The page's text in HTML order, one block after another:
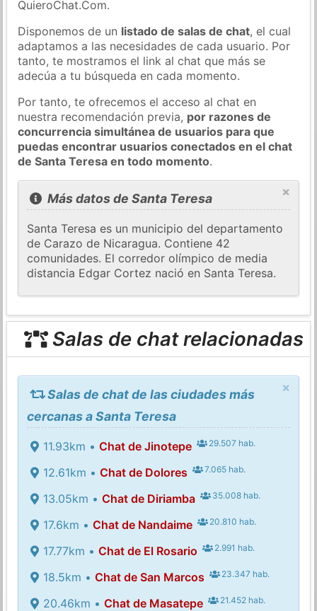
QuieroChat.Com.
Disponemos de un listado de salas de chat, el cual
adaptamos a las necesidades de cada usuario. Por
tanto, te mostramos el link al chat que más se
adecúa a tu búsqueda en cada momento.
Por tanto, te ofrecemos el acceso al chat en
nuestra recomendación previa, por razones de
concurrencia simultánea de usuarios para que
puedas encontrar usuarios conectados en el chat
de Santa Teresa en todo momento.
×
Más datos de Santa Teresa
Santa Teresa es un municipio del departamento
de Carazo de Nicaragua. Contiene 42
comunidades. El corredor olímpico de media
distancia Edgar Cortez nació en Santa Teresa.
Salas de chat relacionadas
×
Salas de chat de las ciudades más
cercanas a Santa Teresa
11.93km • Chat de Jinotepe 29.507 hab.
12.61km • Chat de Dolores 7.065 hab.
13.05km • Chat de Diriamba 35.008 hab.
17.6km • Chat de Nandaime 20.810 hab.
17.77km • Chat de El Rosario 2.991 hab.
18.5km • Chat de San Marcos 23.347 hab.
20.46km • Chat de Masatepe 21.452 hab.